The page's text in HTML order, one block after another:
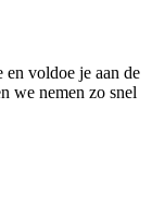
en voldoe je aan de
we nemen zo snel